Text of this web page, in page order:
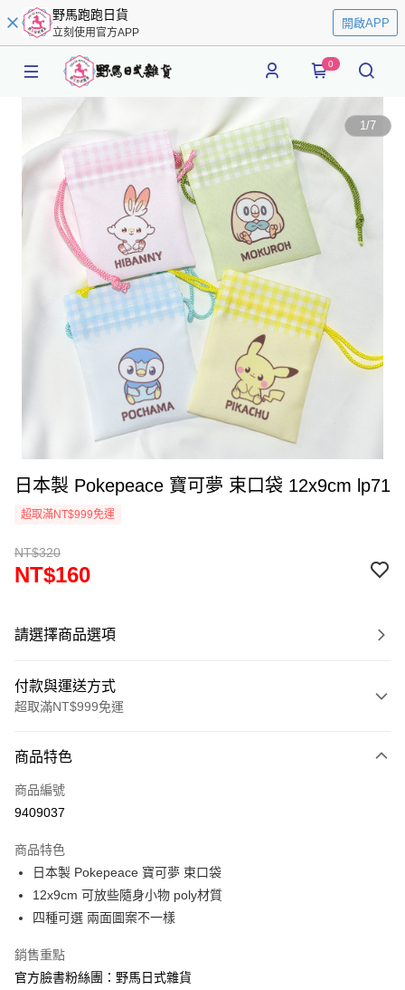
野馬跑跑日貨
立刻使用官方APP
開啟APP
0
1/7
日本製 Pokepeace 寶可夢 束口袋 12x9cm lp71
超取滿NT$999免運
NT$320
NT$160
請選擇商品選項
付款與運送方式
超取滿NT$999免運
信用卡一次付款
信用卡分期付款
合作金庫商業銀行
華南商業銀行
彰化商業銀行
上海商業儲蓄銀行
台北富邦商業銀行
國泰世華商業銀行
匯豐（台灣）商業銀行
聯邦商業銀行
超商取貨付款
LINE Pay
街口支付
商品特色
商品編號
9409037
商品特色
日本製 Pokepeace 寶可夢 束口袋
12x9cm 可放些隨身小物 poly材質
四種可選 兩面圖案不一樣
銷售重點
官方臉書粉絲團：野馬日式雜貨